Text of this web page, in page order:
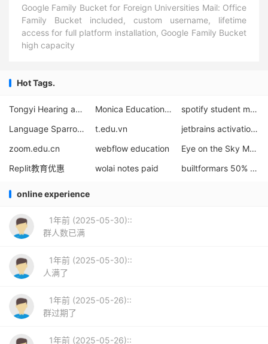
Google Family Bucket for Foreign Universities Mail: Office
Family Bucket included, custom username, lifetime
access for full platform installation, Google Family Bucket
high capacity
Hot Tags.
Tongyi Hearing and Understanding Colleges and Universities Charity Program Monica Education Discount
spotify student membership
Language Sparrow educn mailbox
t.edu.vn
jetbrains activation code
zoom.edu.cn
webflow education
Eye on the Sky Member
Replit教育优惠
wolai notes paid builtformars 50% discount
online experience
1年前 (2025-05-30)::
群人数已满
1年前 (2025-05-30)::
人满了
1年前 (2025-05-26)::
群过期了
1年前 (2025-05-26)::